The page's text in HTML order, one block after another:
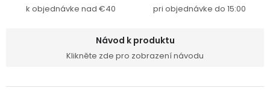
k objednávke nad €40 pri objednávke do 15:00
Návod k produktu
Klikněte zde pro zobrazení návodu